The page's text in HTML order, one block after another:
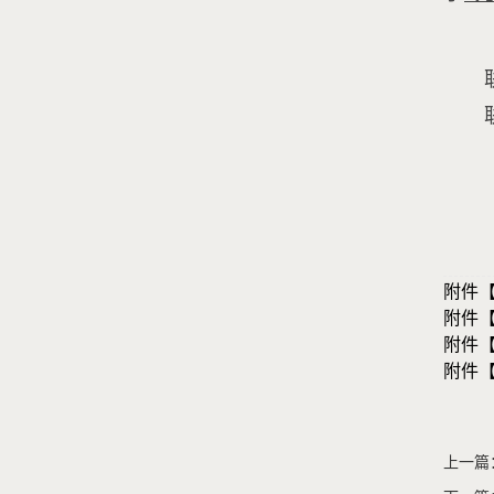
附件
附件
附件
附件
上一